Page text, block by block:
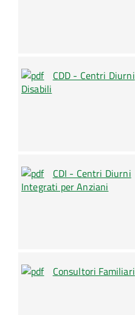
CDD - Centri Diurni
Disabili
CDI - Centri Diurni
Integrati per Anziani
Consultori Familiari